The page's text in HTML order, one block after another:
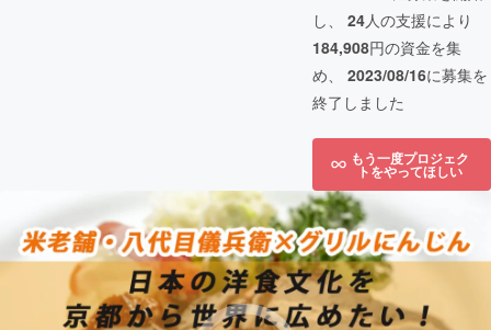
し、 24人の支援により
184,908円の資金を集
め、 2023/08/16に募集を
終了しました
もう一度プロジェク
トをやってほしい